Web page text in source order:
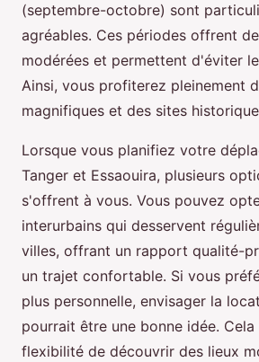
(septembre-octobre) sont
agréables. Ces périodes offrent
modérées et permettent d'éviter
Ainsi, vous profiterez pleinement
magnifiques et des sites
Lorsque vous planifiez votre
Tanger et Essaouira, plusieurs
s'offrent à vous. Vous pouvez
interurbains qui desservent
villes, offrant un rapport qualité-
un trajet confortable. Si vous
plus personnelle, envisager la
pourrait être une bonne idée.
flexibilité de découvrir des lieux